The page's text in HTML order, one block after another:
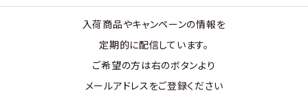
入荷商品やキャンペーンの情報を
定期的に配信しています。
ご希望の方は右のボタンより
メールアドレスをご登録ください